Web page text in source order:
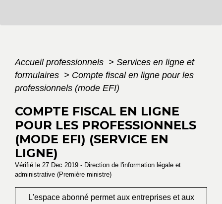
Accueil professionnels > Services en ligne et
formulaires > Compte fiscal en ligne pour les
professionnels (mode EFI)
COMPTE FISCAL EN LIGNE
POUR LES PROFESSIONNELS
(MODE EFI) (SERVICE EN
LIGNE)
Vérifié le 27 Dec 2019 - Direction de l'information légale et
administrative (Première ministre)
L'espace abonné permet aux entreprises et aux